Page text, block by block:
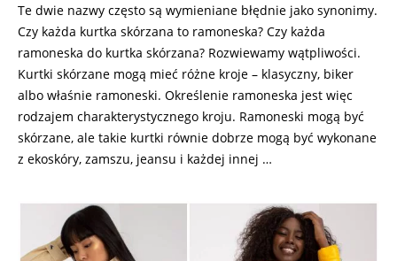
Te dwie nazwy często są wymieniane błędnie jako synonimy.
Czy każda kurtka skórzana to ramoneska? Czy każda
ramoneska do kurtka skórzana? Rozwiewamy wątpliwości.
Kurtki skórzane mogą mieć różne kroje – klasyczny, biker
albo właśnie ramoneski. Określenie ramoneska jest więc
rodzajem charakterystycznego kroju. Ramoneski mogą być
skórzane, ale takie kurtki równie dobrze mogą być wykonane
z ekoskóry, zamszu, jeansu i każdej innej …